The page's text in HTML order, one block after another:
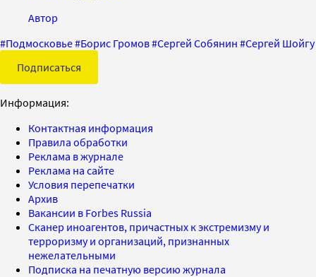
Автор
#Подмосковье#Борис Громов#Сергей Собянин #Сергей Шойгу
Подписаться
Информация:
Контактная информация
Правила обработки
Реклама в журнале
Реклама на сайте
Условия перепечатки
Архив
Вакансии в Forbes Russia
Сканер иноагентов, причастных к экстремизму и
терроризму и организаций, признанных
нежелательными
Подписка на печатную версию журнала